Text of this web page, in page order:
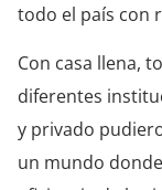
todo el país con
Con casa llena,
diferentes
y privado
un mundo